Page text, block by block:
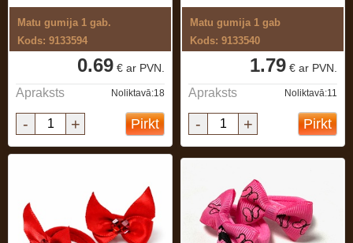
Matu gumija 1 gab.
Kods: 9133594
0.69 € ar PVN.
Apraksts Noliktavā:18
- + Pirkt
Matu gumija 1 gab
Kods: 9133540
1.79 € ar PVN.
Apraksts Noliktavā:11
- + Pirkt